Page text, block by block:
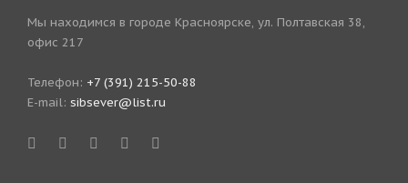
Мы находимся в городе Красноярске, ул. Полтавская 38,
офис 217
Телефон: +7 (391) 215-50-88
E-mail: sibsever@list.ru